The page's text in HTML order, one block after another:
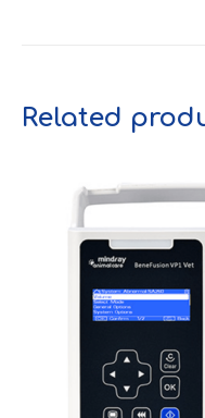
Related